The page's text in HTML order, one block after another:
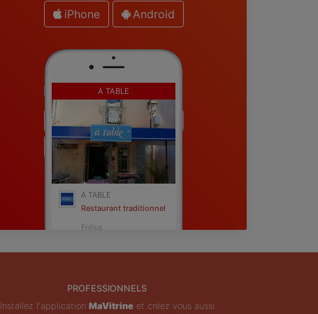
iPhone Android
A TABLE
A TABLE
Restaurant traditionnel
Fréjus
PROFESSIONNELS
Installez l'application MaVitrineet créez vous aussi